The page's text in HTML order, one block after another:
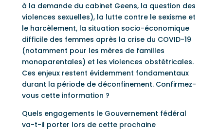
à la demande du cabinet Geens, la question des
violences sexuelles), la lutte contre le sexisme et
le harcèlement, la situation socio-économique
difficile des femmes après la crise du COVID-19
(notamment pour les mères de familles
monoparentales) et les violences obstétricales.
Ces enjeux restent évidemment fondamentaux
durant la période de déconfinement. Confirmez-
vous cette information ?
Quels engagements le Gouvernement fédéral
va-t-il porter lors de cette prochaine